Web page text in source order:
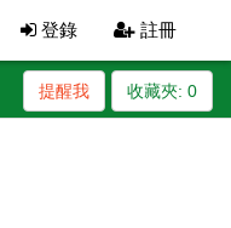
登錄 註冊
收藏夾: 0
提醒我